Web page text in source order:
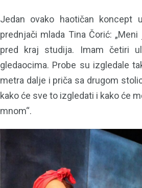
Jedan ovako haotičan koncept
prednjači mlada Tina Čorić:
pred kraj studija. Imam četiri
gledaocima. Probe su izgledale
metra dalje i priča sa drugom
kako će sve to izgledati i kako će
mnom“.